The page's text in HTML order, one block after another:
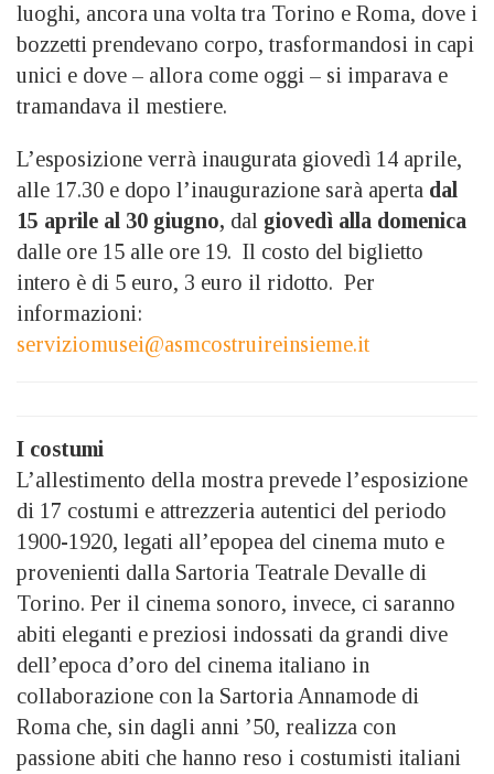
luoghi, ancora una volta tra Torino e Roma, dove i
bozzetti prendevano corpo, trasformandosi in capi
unici e dove – allora come oggi – si imparava e
tramandava il mestiere.
L’esposizione verrà inaugurata giovedì 14 aprile,
alle 17.30 e dopo l’inaugurazione sarà aperta dal
15 aprile al 30 giugno, dal giovedì alla domenica
dalle ore 15 alle ore 19. Il costo del biglietto
intero è di 5 euro, 3 euro il ridotto. Per
informazioni:
serviziomusei@asmcostruireinsieme.it
I costumi
L’allestimento della mostra prevede l’esposizione
di 17 costumi e attrezzeria autentici del periodo
1900-1920, legati all’epopea del cinema muto e
provenienti dalla Sartoria Teatrale Devalle di
Torino. Per il cinema sonoro, invece, ci saranno
abiti eleganti e preziosi indossati da grandi dive
dell’epoca d’oro del cinema italiano in
collaborazione con la Sartoria Annamode di
Roma che, sin dagli anni ’50, realizza con
passione abiti che hanno reso i costumisti italiani